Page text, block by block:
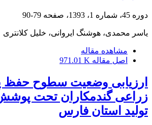
دوره 45، شماره 1، 1393، صفحه 79-90
یاسر محمدی، هوشنگ ایروانی، خلیل کلانتری
مشاهده مقاله
اصل مقاله 971.01 K
ارزیابی وضعیت سطوح حفظ
زراعی گندمکاران تحت
تولید استان فارس